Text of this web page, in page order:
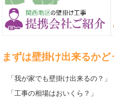
まずは壁掛け出来るかど
「我が家でも壁掛け出来るの？」
「工事の相場はおいくら？」